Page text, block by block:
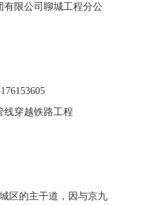
有限公司聊城工程分公
线穿越铁路工程
区的主干道，因与京九